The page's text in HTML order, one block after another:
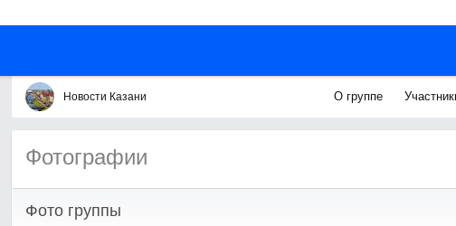
Новости Казани О группе
Фотографии
Фото группы